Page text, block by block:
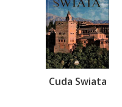
Cuda Swiata